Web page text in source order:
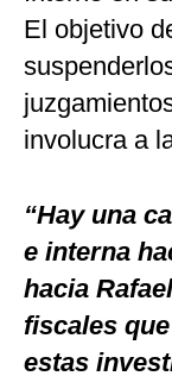
El objetivo
involucra a
“Hay una
e interna
hacia
fiscales
estas